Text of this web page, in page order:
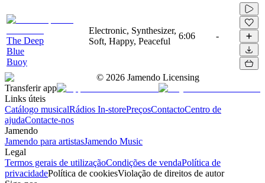
The Deep
Blue
Buoy
Electronic, Synthesizer,
Soft, Happy, Peaceful
6:06 -
© 2026 Jamendo Licensing
Transferir app
Links úteis
Catálogo musicalRádios In-storePreçosContactoCentro de
ajudaContacte-nos
Jamendo
Jamendo para artistasJamendo Music
Legal
Termos gerais de utilizaçãoCondições de vendaPolítica de
privacidadePolítica de cookiesViolação de direitos de autor